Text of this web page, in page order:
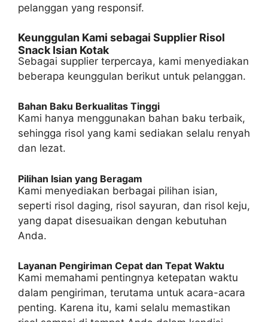
pelanggan yang responsif.
Keunggulan Kami sebagai Supplier Risol
Snack Isian Kotak
Sebagai supplier terpercaya, kami menyediakan
beberapa keunggulan berikut untuk pelanggan.
Bahan Baku Berkualitas Tinggi
Kami hanya menggunakan bahan baku terbaik,
sehingga risol yang kami sediakan selalu renyah
dan lezat.
Pilihan Isian yang Beragam
Kami menyediakan berbagai pilihan isian,
seperti risol daging, risol sayuran, dan risol keju,
yang dapat disesuaikan dengan kebutuhan
Anda.
Layanan Pengiriman Cepat dan Tepat Waktu
Kami memahami pentingnya ketepatan waktu
dalam pengiriman, terutama untuk acara-acara
penting. Karena itu, kami selalu memastikan